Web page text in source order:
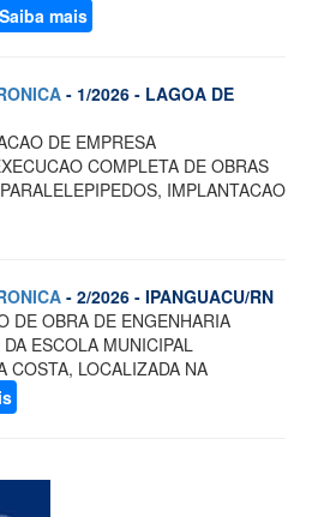
Saiba mais
- 1/2026 - LAGOA DE
DE EMPRESA
COMPLETA DE OBRAS
IMPLANTACAO
- 2/2026 - IPANGUACU/RN
DE OBRA DE ENGENHARIA
ESCOLA MUNICIPAL
COSTA, LOCALIZADA NA